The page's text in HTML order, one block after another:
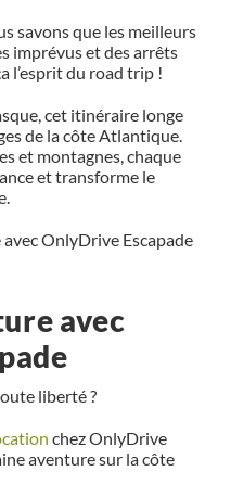
savons que les meilleurs
imprévus et des arrêts
l’esprit du road trip !
cet itinéraire longe
de la côte Atlantique.
et montagnes, chaque
et transforme le
OnlyDrive Escapade
avec
liberté ?
chez OnlyDrive
aventure sur la côte